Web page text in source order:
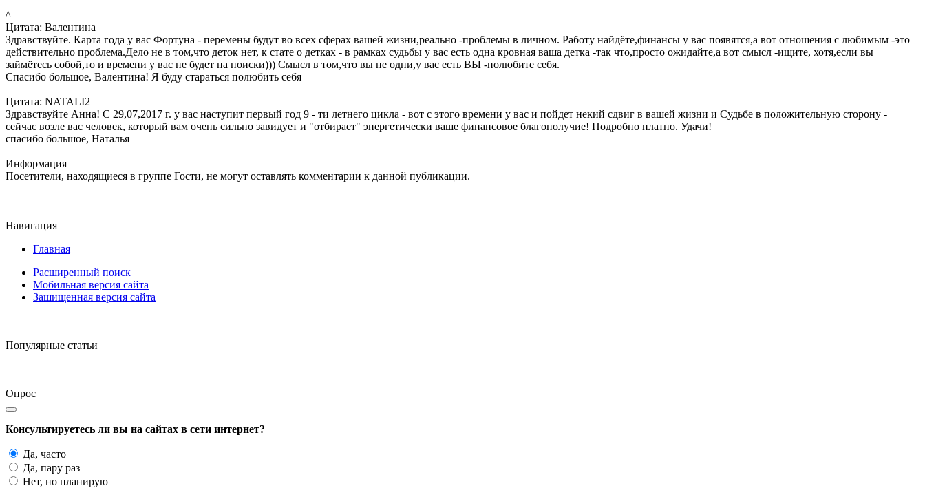
^
Цитата: Валентина
Здравствуйте. Карта года у вас Фортуна - перемены будут во всех сферах вашей жизни,реально -проблемы в личном. Работу найдёте,финансы у вас появятся,а вот отношения с любимым -это
действительно проблема.Дело не в том,что деток нет, к стате о детках - в рамках судьбы у вас есть одна кровная ваша детка -так что,просто ожидайте,а вот смысл -ищите, хотя,если вы
займётесь собой,то и времени у вас не будет на поиски))) Смысл в том,что вы не одни,у вас есть ВЫ -полюбите себя.
Спасибо большое, Валентина! Я буду стараться полюбить себя
Цитата: NATALI2
Здравствуйте Анна! С 29,07,2017 г. у вас наступит первый год 9 - ти летнего цикла - вот с этого времени у вас и пойдет некий сдвиг в вашей жизни и Судьбе в положительную сторону -
сейчас возле вас человек, который вам очень сильно завидует и "отбирает" энергетически ваше финансовое благополучие! Подробно платно. Удачи!
спасибо большое, Наталья
Информация
Посетители, находящиеся в группе Гости, не могут оставлять комментарии к данной публикации.
Навигация
Главная
Расширенный поиск
Мобильная версия сайта
Зашищенная версия сайта
Популярные статьи
Опрос
Консультируетесь ли вы на сайтах в сети интернет?
Да, часто
Да, пару раз
Нет, но планирую